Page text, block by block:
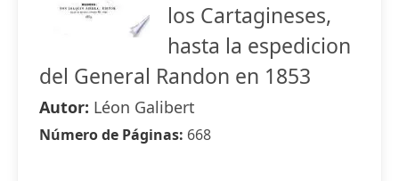
los Cartagineses,
hasta la espedicion
del General Randon en 1853
Autor: Léon Galibert
Número de Páginas: 668